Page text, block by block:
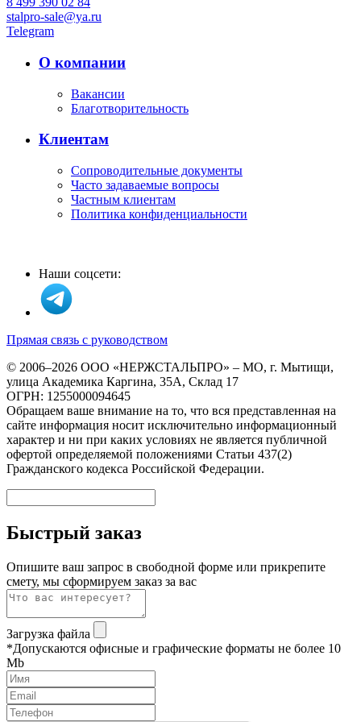
stalpro-sale@ya.ru
Telegram
О компании
Вакансии
Благотворительность
Клиентам
Сопроводительные документы
Часто задаваемые вопросы
Частным клиентам
Политика конфиденциальности
Наши соцсети:
Прямая связь с руководством
© 2006–2026 ООО «НЕРЖСТАЛЬПРО» – МО, г. Мытищи,
улица Академика Каргина, 35А, Склад 17
ОГРН: 1255000094645
Обращаем ваше внимание на то, что вся представленная на
сайте информация носит исключительно информационный
характер и ни при каких условиях не является публичной
офертой определяемой положениями Статьи 437(2)
Гражданского кодекса Российской Федерации.
Быстрый заказ
Опишите ваш запрос в свободной форме или прикрепите
смету, мы сформируем заказ за вас
Загрузка файла
*Допускаются офисные и графические форматы не более 10
Mb